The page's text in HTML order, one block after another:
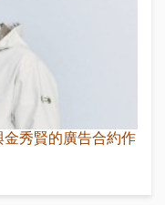
金秀賢的廣告合約作